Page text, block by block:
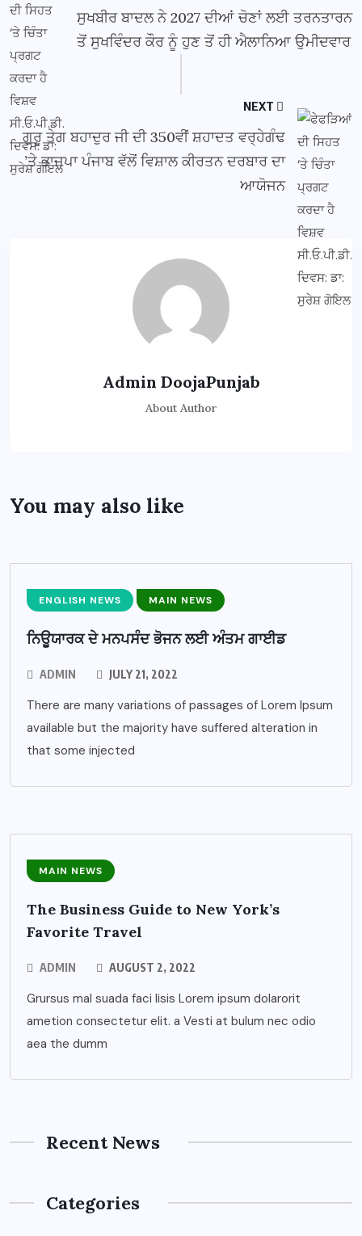
ਸੁਖਬੀਰ ਬਾਦਲ ਨੇ 2027 ਦੀਆਂ ਚੋਣਾਂ ਲਈ ਤਰਨਤਾਰਨ
ਤੋਂ ਸੁਖਵਿੰਦਰ ਕੌਰ ਨੂੰ ਹੁਣ ਤੋਂ ਹੀ ਐਲਾਨਿਆ ਉਮੀਦਵਾਰ
NEXT
ਗੁਰੂ ਤੇਗ ਬਹਾਦੁਰ ਜੀ ਦੀ 350ਵੀਂ ਸ਼ਹਾਦਤ ਵਰ੍ਹੇਗੰਢ
’ਤੇ ਭਾਜਪਾ ਪੰਜਾਬ ਵੱਲੋਂ ਵਿਸ਼ਾਲ ਕੀਰਤਨ ਦਰਬਾਰ ਦਾ
ਆਯੋਜਨ
Admin DoojaPunjab
About Author
You may also like
ENGLISH NEWS MAIN NEWS
ਨਿਊਯਾਰਕ ਦੇ ਮਨਪਸੰਦ ਭੋਜਨ ਲਈ ਅੰਤਮ ਗਾਈਡ
ADMIN JULY 21, 2022
There are many variations of passages of Lorem Ipsum
available but the majority have suffered alteration in
that some injected
MAIN NEWS
The Business Guide to New York’s
Favorite Travel
ADMIN AUGUST 2, 2022
Grursus mal suada faci lisis Lorem ipsum dolarorit
ametion consectetur elit. a Vesti at bulum nec odio
aea the dumm
Recent News
Categories